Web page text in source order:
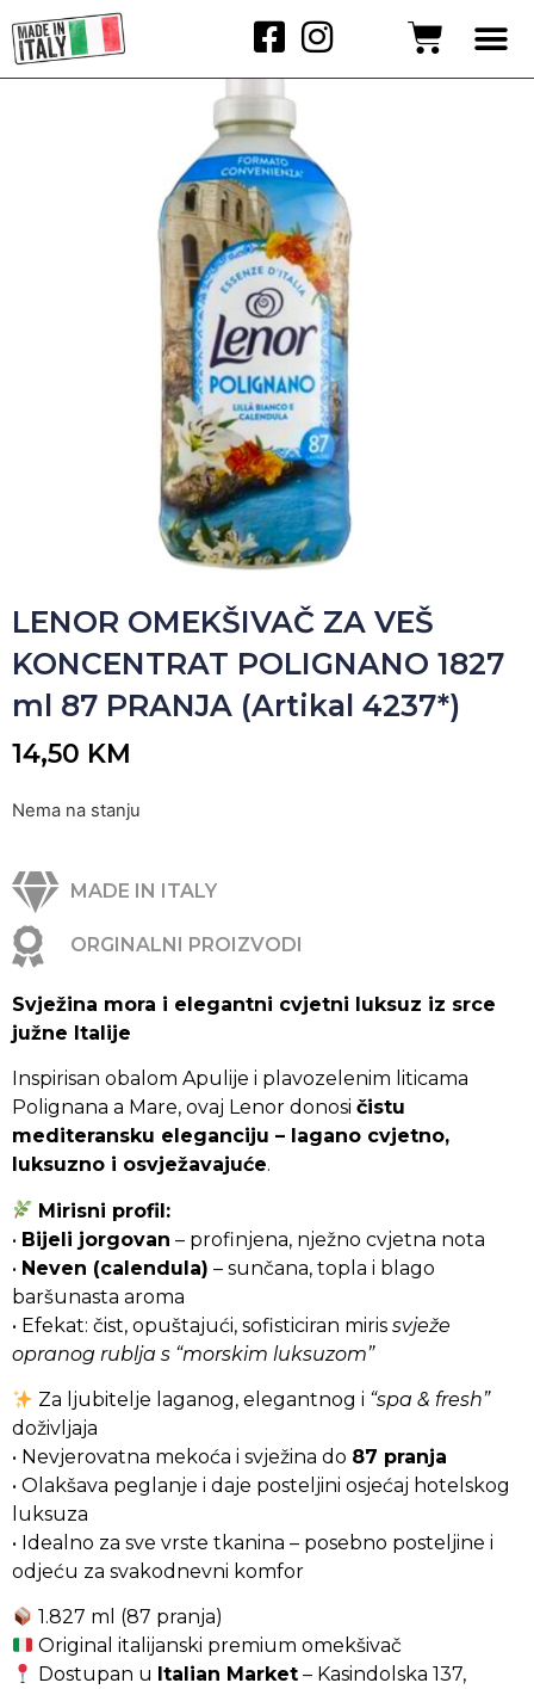
LENOR OMEKŠIVAČ ZA VEŠ
KONCENTRAT POLIGNANO 1827
ml 87 PRANJA (Artikal 4237*)
14,50 KM
Nema na stanju
MADE IN ITALY
ORGINALNI PROIZVODI
Lenor
Polignano
–
Lillà
Bianco
&
Calendula
Svježina mora i elegantni cvjetni luksuz iz srce
južne Italije
Inspirisan obalom Apulije i plavozelenim liticama
Polignana a Mare, ovaj Lenor donosi čistu
mediteransku eleganciju – lagano cvjetno,
luksuzno i osvježavajuće.
Mirisni profil:
• Bijeli jorgovan – profinjena, nježno cvjetna nota
• Neven (calendula) – sunčana, topla i blago
baršunasta aroma
• Efekat: čist, opuštajući, sofisticiran miris svježe
opranog rublja s “morskim luksuzom”
Za ljubitelje laganog, elegantnog i “spa & fresh”
doživljaja
• Nevjerovatna mekoća i svježina do 87 pranja
• Olakšava peglanje i daje posteljini osjećaj hotelskog
luksuza
• Idealno za sve vrste tkanina – posebno posteljine i
odjeću za svakodnevni komfor
1.827 ml (87 pranja)
Original italijanski premium omekšivač
Dostupan u Italian Market – Kasindolska 137,